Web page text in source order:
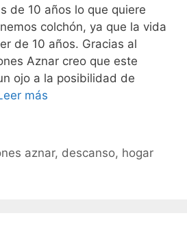
de 10 años lo que quiere
colchón, ya que la vida
de 10 años. Gracias al
Aznar creo que este
ojo a la posibilidad de
más
Aznar
aznar, descanso, hogar